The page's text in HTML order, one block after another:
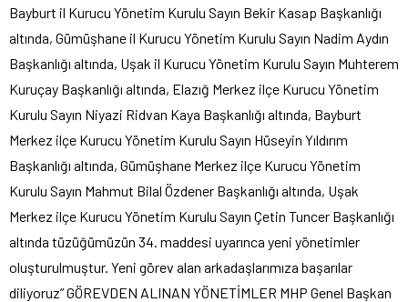
Bayburt il Kurucu Yönetim Kurulu Sayın Bekir Kasap Başkanlığı
altında, Gümüşhane il Kurucu Yönetim Kurulu Sayın Nadim Aydın
Başkanlığı altında, Uşak il Kurucu Yönetim Kurulu Sayın Muhterem
Kuruçay Başkanlığı altında, Elazığ Merkez ilçe Kurucu Yönetim
Kurulu Sayın Niyazi Ridvan Kaya Başkanlığı altında, Bayburt
Merkez ilçe Kurucu Yönetim Kurulu Sayın Hüseyin Yıldırım
Başkanlığı altında, Gümüşhane Merkez ilçe Kurucu Yönetim
Kurulu Sayın Mahmut Bilal Özdener Başkanlığı altında, Uşak
Merkez ilçe Kurucu Yönetim Kurulu Sayın Çetin Tuncer Başkanlığı
altında tüzüğümüzün 34. maddesi uyarınca yeni yönetimler
oluşturulmuştur. Yeni görev alan arkadaşlarımıza başarılar
diliyoruz” GÖREVDEN ALINAN YÖNETİMLER MHP Genel Başkan